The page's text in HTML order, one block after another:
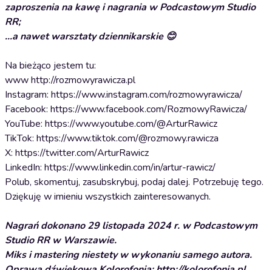
zaproszenia na kawę i nagrania w Podcastowym Studio
RR;
...a nawet warsztaty dziennikarskie 😊
Na bieżąco jestem tu:
www http://rozmowyrawicza.pl
Instagram: https://www.instagram.com/rozmowyrawicza/
Facebook: https://www.facebook.com/RozmowyRawicza/
YouTube: https://www.youtube.com/@ArturRawicz
TikTok: https://www.tiktok.com/@rozmowy.rawicza
X: https://twitter.com/ArturRawicz
LinkedIn: https://www.linkedin.com/in/artur-rawicz/
Polub, skomentuj, zasubskrybuj, podaj dalej. Potrzebuję tego.
Dziękuję w imieniu wszystkich zainteresowanych.
Nagrań dokonano 29 listopada 2024 r. w Podcastowym
Studio RR w Warszawie.
Miks i mastering niestety w wykonaniu samego autora.